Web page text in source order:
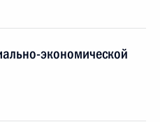
экономической